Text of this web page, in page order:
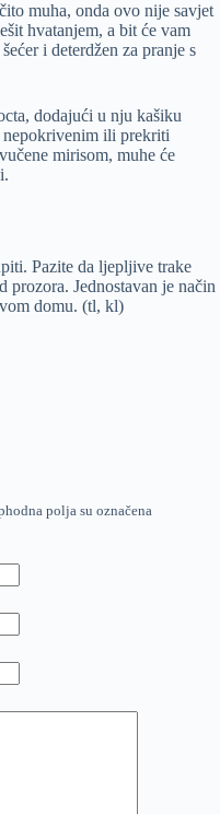
muha, onda ovo nije savjet
hvatanjem, a bit će vam
i deterdžen za pranje s
dodajući u nju kašiku
nepokrivenim ili prekriti
mirisom, muhe će
Pazite da ljepljive trake
Jednostavan je način
domu. (tl, kl)
polja su označena